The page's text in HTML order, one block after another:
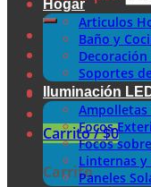
Carrito /$0
Carrito
Hogar
Articulos
Baño y
Decoración
Soportes
Iluminación
Ampolletas
Focos
Focos
Linternas y
Paneles